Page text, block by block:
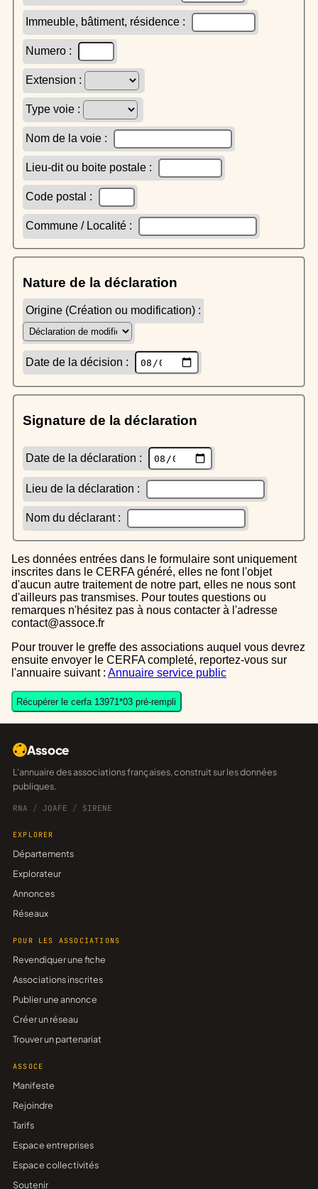
Immeuble, bâtiment, résidence :
Numero :
Extension :
Type voie :
Nom de la voie :
Lieu-dit ou boite postale :
Code postal :
Commune / Localité :
Nature de la déclaration
Origine (Création ou modification) :
Date de la décision :
Signature de la déclaration
Date de la déclaration :
Lieu de la déclaration :
Nom du déclarant :
Les données entrées dans le formulaire sont uniquement
inscrites dans le CERFA généré, elles ne font l'objet
d'aucun autre traitement de notre part, elles ne nous sont
d'ailleurs pas transmises. Pour toutes questions ou
remarques n'hésitez pas à nous contacter à l'adresse
contact@assoce.fr
Pour trouver le greffe des associations auquel vous devrez
ensuite envoyer le CERFA completé, reportez-vous sur
l'annuaire suivant : Annuaire service public
Récupérer le cerfa 13971*03 pré-rempli
Assoce
L'annuaire des associations françaises, construit sur les données
publiques.
RNA / JOAFE / SIRENE
EXPLORER
Départements
Explorateur
Annonces
Réseaux
POUR LES ASSOCIATIONS
Revendiquer une fiche
Associations inscrites
Publier une annonce
Créer un réseau
Trouver un partenariat
ASSOCE
Manifeste
Rejoindre
Tarifs
Espace entreprises
Espace collectivités
Soutenir